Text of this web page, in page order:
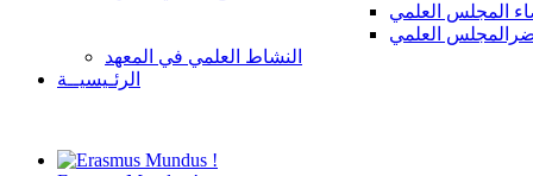
المجلس العلمي
العلمي
النشاط العلمي في المعهد
الرئـيسيــة